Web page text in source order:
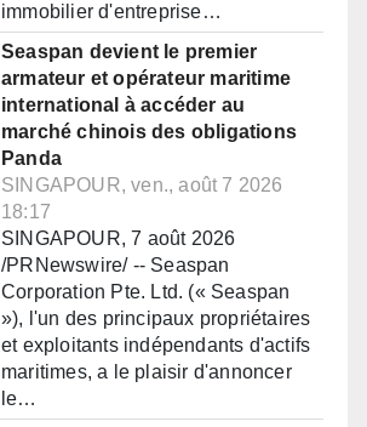
immobilier d'entreprise…
Seaspan devient le premier
armateur et opérateur maritime
international à accéder au
marché chinois des obligations
Panda
SINGAPOUR, ven., août 7 2026
18:17
SINGAPOUR, 7 août 2026
/PRNewswire/ -- Seaspan
Corporation Pte. Ltd. (« Seaspan
»), l'un des principaux propriétaires
et exploitants indépendants d'actifs
maritimes, a le plaisir d'annoncer
le…